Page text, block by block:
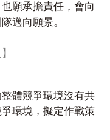
願承擔責任，會向
邁向願景。
體競爭環境沒有共
環境，擬定作戰策